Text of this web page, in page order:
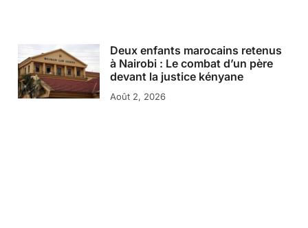
Deux enfants marocains retenus
à Nairobi : Le combat d’un père
devant la justice kényane
Août 2, 2026